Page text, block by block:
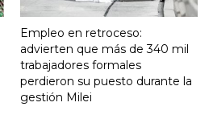
Empleo en retroceso:
advierten que más de 340 mil
trabajadores formales
perdieron su puesto durante la
gestión Milei